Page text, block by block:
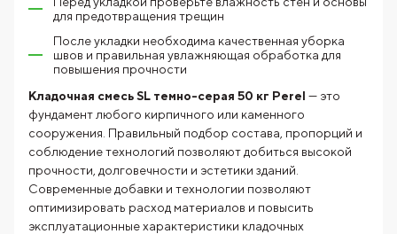
для предотвращения трещин
После укладки необходима качественная уборка
швов и правильная увлажняющая обработка для
повышения прочности
Кладочная смесь SL темно-серая 50 кг Perel — это
фундамент любого кирпичного или каменного
сооружения. Правильный подбор состава, пропорций и
соблюдение технологий позволяют добиться высокой
прочности, долговечности и эстетики зданий.
Современные добавки и технологии позволяют
оптимизировать расход материалов и повысить
эксплуатационные характеристики кладочных